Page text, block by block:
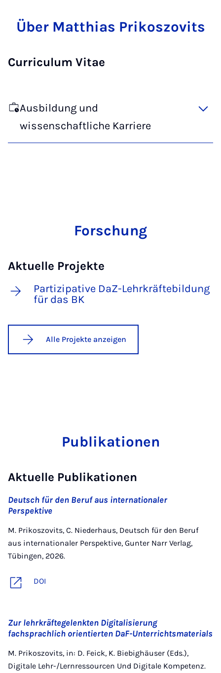
Über Matthias Prikoszovits
Curriculum Vitae
Ausbildung und
wissenschaftliche Karriere
Forschung
Aktuelle Projekte
Partizipative DaZ-Lehrkräftebildung
für das BK
Alle Projekte anzeigen
Publikationen
Aktuelle Publikationen
Deutsch für den Beruf aus internationaler
Perspektive
M. Prikoszovits, C. Niederhaus, Deutsch für den Beruf
aus internationaler Perspektive, Gunter Narr Verlag,
Tübingen, 2026.
DOI
Zur lehrkräftegelenkten Digitalisierung
fachsprachlich orientierten DaF-Unterrichtsmaterials
M. Prikoszovits, in: D. Feick, K. Biebighäuser (Eds.),
Digitale Lehr-/Lernressourcen Und Digitale Kompetenz.